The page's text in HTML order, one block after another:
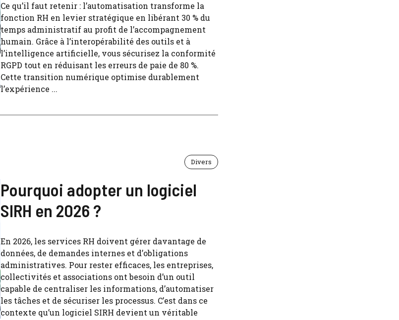
Ce qu’il faut retenir : l’automatisation transforme la
fonction RH en levier stratégique en libérant 30 % du
temps administratif au profit de l’accompagnement
humain. Grâce à l’interopérabilité des outils et à
l’intelligence artificielle, vous sécurisez la conformité
RGPD tout en réduisant les erreurs de paie de 80 %.
Cette transition numérique optimise durablement
l’expérience ...
Divers
Pourquoi adopter un logiciel
SIRH en 2026 ?
En 2026, les services RH doivent gérer davantage de
données, de demandes internes et d’obligations
administratives. Pour rester efficaces, les entreprises,
collectivités et associations ont besoin d’un outil
capable de centraliser les informations, d’automatiser
les tâches et de sécuriser les processus. C’est dans ce
contexte qu’un logiciel SIRH devient un véritable